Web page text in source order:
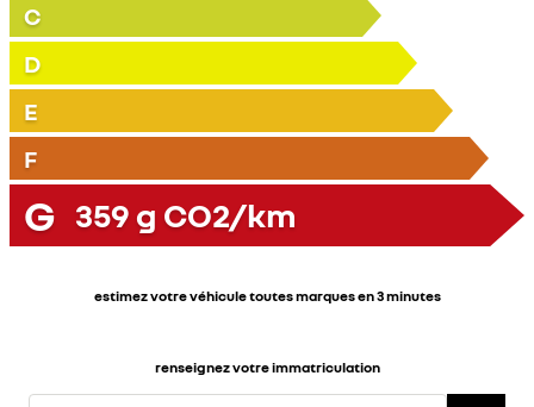
C
D
E
F
G 359 g CO2/km
estimez votre véhicule toutes marques en 3 minutes
renseignez votre immatriculation